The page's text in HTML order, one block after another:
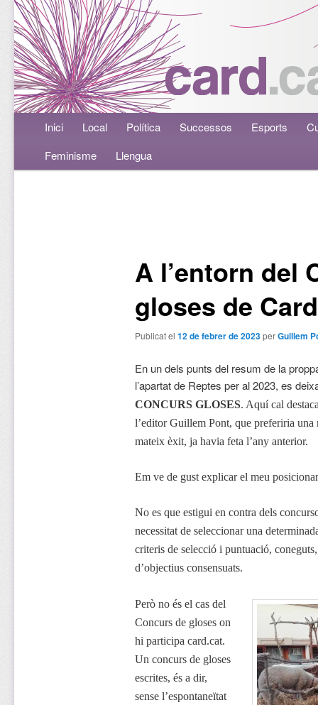
Menú principalAneu al contingut principal
Aneu al contingut secundari
Inici Local Política Successos Esports
Feminisme
Llengua
A l’entorn del
gloses de
Publicat el 12 de febrer de 2023perGuillem
En un dels punts del resum de la
l’apartat de Reptes per al 2023, es
CONCURS GLOSES. Aquí cal
l’editor Guillem Pont, que preferiria una
mateix èxit, ja havia feta l’any anterior.
Em ve de gust explicar el meu
No es que estigui en contra dels
necessitat de seleccionar una
criteris de selecció i puntuació,
d’objectius consensuats.
Però no és el cas del
Concurs de gloses on
hi participa card.cat.
Un concurs de gloses
escrites, és a dir,
sense l’espontaneïtat